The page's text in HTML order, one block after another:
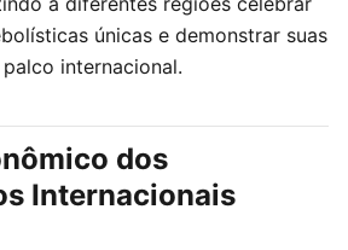
únicas e demonstrar suas
internacional.
dos
Internacionais